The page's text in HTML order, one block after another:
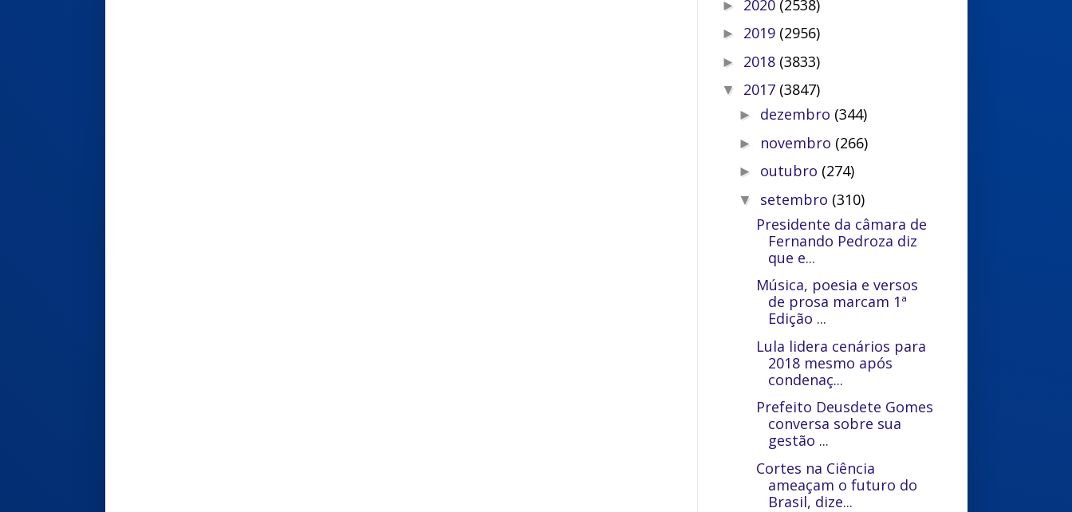
► 2020 (2538)
► 2019 (2956)
► 2018 (3833)
▼ 2017 (3847)
► dezembro (344)
► novembro (266)
► outubro (274)
▼ setembro (310)
Presidente da câmara de
Fernando Pedroza diz
que e...
Música, poesia e versos
de prosa marcam 1ª
Edição ...
Lula lidera cenários para
2018 mesmo após
condenaç...
Prefeito Deusdete Gomes
conversa sobre sua
gestão ...
Cortes na Ciência
ameaçam o futuro do
Brasil, dize...